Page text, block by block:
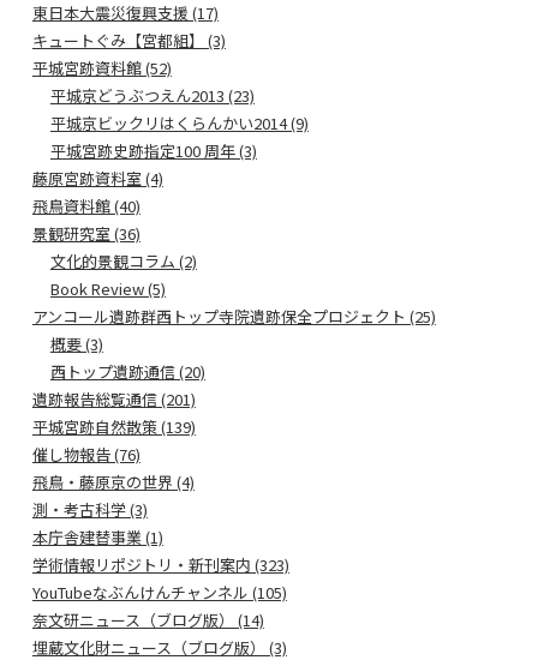
東日本大震災復興支援 (17)
キュートぐみ【宮都組】 (3)
平城宮跡資料館 (52)
平城京どうぶつえん2013 (23)
平城京ビックリはくらんかい2014 (9)
平城宮跡史跡指定100 周年 (3)
藤原宮跡資料室 (4)
飛鳥資料館 (40)
景観研究室 (36)
文化的景観コラム (2)
Book Review (5)
アンコール遺跡群西トップ寺院遺跡保全プロジェクト (25)
概要 (3)
西トップ遺跡通信 (20)
遺跡報告総覧通信 (201)
平城宮跡自然散策 (139)
催し物報告 (76)
飛鳥・藤原京の世界 (4)
測・考古科学 (3)
本庁舎建替事業 (1)
学術情報リポジトリ・新刊案内 (323)
YouTubeなぶんけんチャンネル (105)
奈文研ニュース（ブログ版） (14)
埋蔵文化財ニュース（ブログ版） (3)